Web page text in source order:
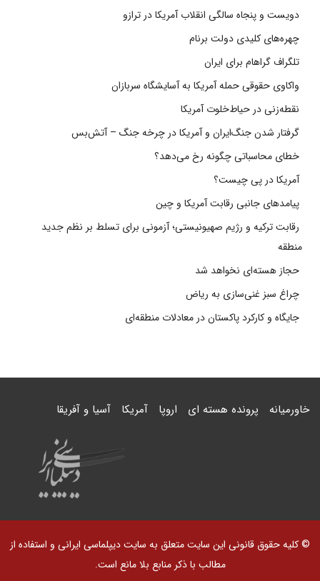
دویست و پنجاه سالگی انقلاب آمریکا در ترازو
چهره‌های کلیدی دولت برنام
تلگراف گراهام برای ایران
واکاوی حقوقی حمله آمریکا به آسایشگاه سربازان
نقطه‌زنی در حیاط‌خلوت آمریکا
گرفتار شدن جنگ‌ایران و آمریکا در چرخه جنگ – آتش‌بس
خطای محاسباتی چگونه رخ می‌دهد؟
آمریکا در پی چیست؟
پیامدهای جانبی رقابت آمریکا و چین
رقابت ترکیه و رژیم صهیونیستی؛ آزمونی برای تسلط بر نظم جدید
منطقه
حجاز هسته‌ای نخواهد شد
چراغ سبز غنی‌سازی به ریاض
جایگاه و کارکرد پاکستان در معادلات منطقه‌ای
خاورمیانه پرونده هسته ای اروپا آمریکا آسیا و آفریقا
© کلیه حقوق قانونی این سایت متعلق به سایت دیپلماسی ایرانی و استفاده از
مطالب با ذکر منابع بلا مانع است.